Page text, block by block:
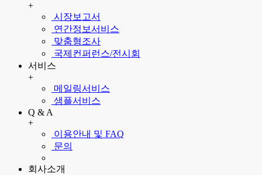
+
시장보고서
연간정보서비스
맞춤형조사
국제컨퍼런스/전시회
서비스
+
메일링서비스
샘플서비스
Q & A
+
이용안내 및 FAQ
문의
회사소개